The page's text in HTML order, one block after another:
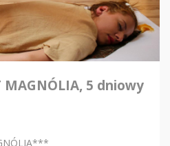
MAGNÓLIA, 5 dniowy